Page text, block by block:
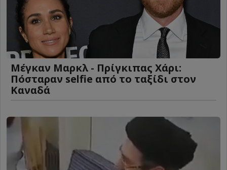
Μέγκαν Μαρκλ - Πρίγκιπας Χάρι:
Πόσταραν selfie από το ταξίδι στον
Καναδά